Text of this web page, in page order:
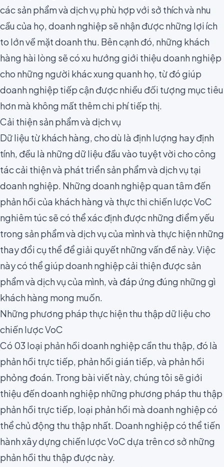
các sản phẩm và dịch vụ phù hợp với sở thích và nhu
cầu của họ, doanh nghiệp sẽ nhận được những lợi ích
to lớn về mặt doanh thu. Bên cạnh đó, những khách
hàng hài lòng sẽ có xu hướng giới thiệu doanh nghiệp
cho những người khác xung quanh họ, từ đó giúp
doanh nghiệp tiếp cận được nhiều đối tượng mục tiêu
hơn mà không mất thêmchi phí tiếp thị.
Cải thiện sản phẩm và dịch vụ
Dữ liệu từ khách hàng, cho dù là định lượng hay định
tính, đều là những dữ liệu đầu vào tuyệt vời cho công
tác cải thiện và phát triển sản phẩm và dịch vụ tại
doanh nghiệp. Những doanh nghiệp quan tâm đến
phản hồi của khách hàng và thực thi chiến lược VoC
nghiêm túc sẽ có thể xác định được những điểm yếu
trong sản phẩm và dịch vụ của mình và thực hiện những
thay đổi cụ thể để giải quyết những vấn đề này. Việc
này có thể giúp doanh nghiệp cải thiện được sản
phẩm và dịch vụ của mình, và đáp ứng đúng những gì
khách hàng mong muốn.
Những phương pháp thực hiện thu thập dữ liệu cho
chiến lược VoC
Có 03 loại phản hồidoanh nghiệp cần thu thập, đó là
phản hồi trực tiếp, phản hồi gián tiếp, và phản hồi
phỏng đoán. Trong bài viết này, chúng tôi sẽ giới
thiệu đến doanh nghiệp những phương pháp thu thập
phản hồi trực tiếp, loại phản hồi mà doanh nghiệp có
thể chủ động thu thập nhất. Doanh nghiệp có thể tiến
hành xây dựng chiến lược VoC dựa trên cơ sở những
phản hồi thu thập được này.